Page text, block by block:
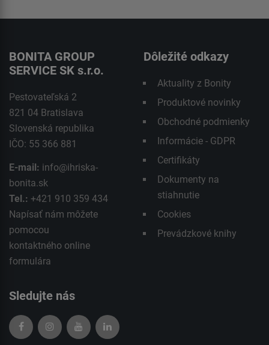
BONITA GROUP
SERVICE SK s.r.o.
Pestovateľská 2
821 04 Bratislava
Slovenská republika
IČO: 55 366 881
E-mail: info@ihriska-
bonita.sk
Tel.: +421 910 359 434
Napísať nám môžete
pomocou
kontaktného online
formulára
Dôležité odkazy
Aktuality z Bonity
Produktové novinky
Obchodné podmienky
Informácie - GDPR
Certifikáty
Dokumenty na
stiahnutie
Cookies
Prevádzkové knihy
Sledujte nás